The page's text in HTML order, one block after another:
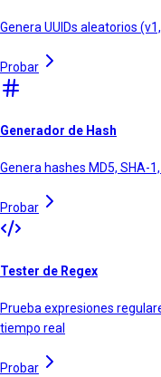
Genera UUIDs aleatorios
Probar
Generador de Hash
Genera hashes MD5, SHA-
Probar
Tester de Regex
Prueba expresiones
tiempo real
Probar